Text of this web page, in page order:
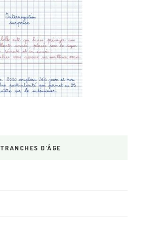
TRANCHES D’ÂGE